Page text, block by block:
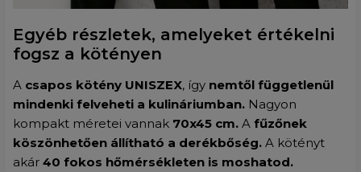
Egyéb részletek, amelyeket értékelni
fogsz a kötényen
A csapos kötény UNISZEX, így nemtől függetlenül
mindenki felveheti a kulináriumban. Nagyon
kompakt méretei vannak 70x45 cm. A fűzőnek
köszönhetően állítható a derékbőség. A kötényt
akár 40 fokos hőmérsékleten is moshatod.